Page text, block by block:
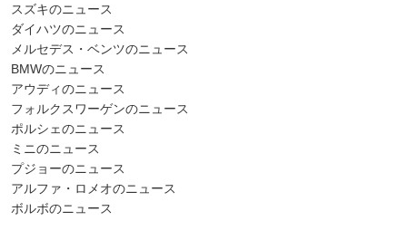
スズキのニュース
ダイハツのニュース
メルセデス・ベンツのニュース
BMWのニュース
アウディのニュース
フォルクスワーゲンのニュース
ポルシェのニュース
ミニのニュース
プジョーのニュース
アルファ・ロメオのニュース
ボルボのニュース